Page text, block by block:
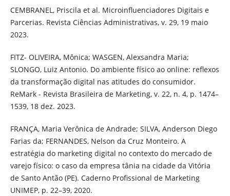
CEMBRANEL, Priscila et al. Microinfluenciadores Digitais e
Parcerias. Revista Ciências Administrativas, v. 29, 19 maio
2023.
FITZ- OLIVEIRA, Mônica; WASGEN, Alexsandra Maria;
SLONGO, Luiz Antonio. Do ambiente físico ao online: reflexos
da transformação digital nas atitudes do consumidor.
ReMark - Revista Brasileira de Marketing, v. 22, n. 4, p. 1474–
1539, 18 dez. 2023.
FRANÇA, Maria Verônica de Andrade; SILVA, Anderson Diego
Farias da; FERNANDES, Nelson da Cruz Monteiro. A
estratégia do marketing digital no contexto do mercado de
varejo físico: o caso da empresa tânia na cidade da Vitória
de Santo Antão (PE). Caderno Profissional de Marketing
UNIMEP, p. 22–39, 2020.